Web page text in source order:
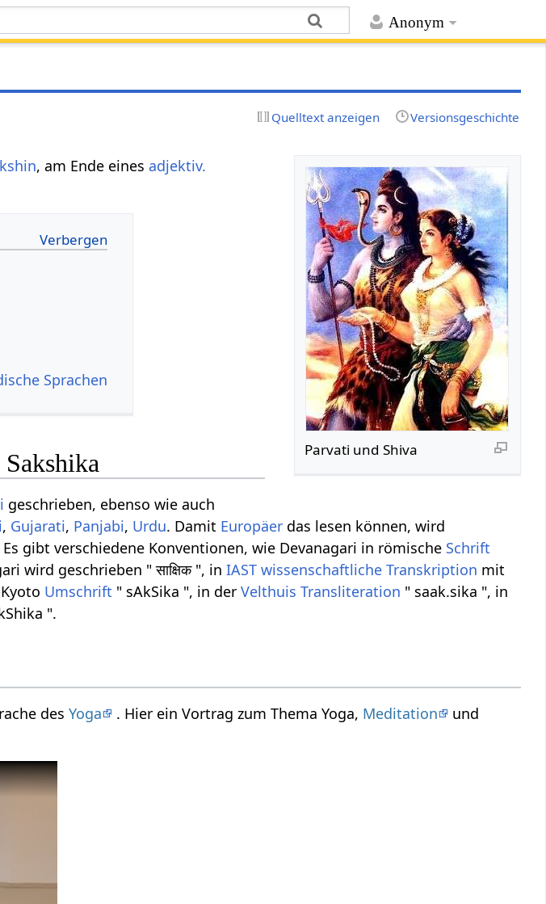
Anonym
Quelltext anzeigen Versionsgeschichte
Parvati und Shiva
, am Ende eines adjektiv.
Sprachen
geschrieben, ebenso wie auch
, Gujarati, Panjabi, Urdu. Damit Europäer das lesen können, wird
Es gibt verschiedene Konventionen, wie Devanagari in römische Schrift
wird geschrieben " साक्षिक ", inIAST wissenschaftliche Transkription mit
Umschrift " sAkSika ", in derVelthuis Transliteration " saak.sika ", in
".
desYoga . Hier ein Vortrag zum Thema Yoga, Meditation
und